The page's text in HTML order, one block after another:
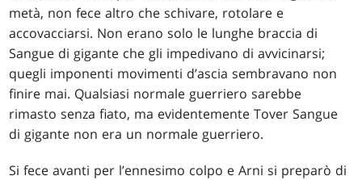
metà, non fece altro che schivare, rotolare e
accovacciarsi. Non erano solo le lunghe braccia di
Sangue di gigante che gli impedivano di avvicinarsi;
quegli imponenti movimenti d’ascia sembravano non
finire mai. Qualsiasi normale guerriero sarebbe
rimasto senza fiato, ma evidentemente Tover Sangue
di gigante non era un normale guerriero.
Si fece avanti per l’ennesimo colpo e Arni si preparò di